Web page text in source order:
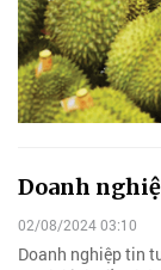
Doanh
02/08/2024 03:10
Doanh nghiệp tin